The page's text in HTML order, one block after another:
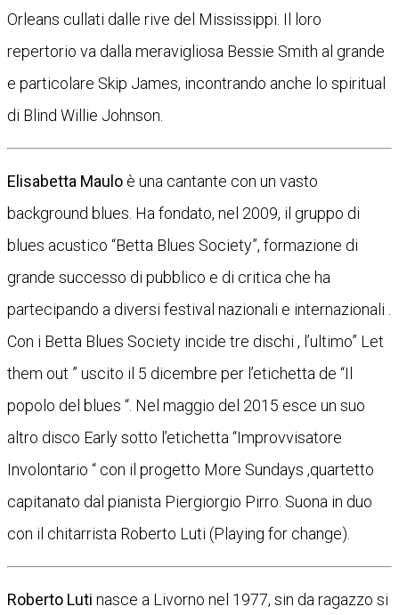
Orleans cullati dalle rive del Mississippi. Il loro
repertorio va dalla meravigliosa Bessie Smith al grande
e particolare Skip James, incontrando anche lo spiritual
di Blind Willie Johnson.
Elisabetta Maulo è una cantante con un vasto
background blues. Ha fondato, nel 2009, il gruppo di
blues acustico “Betta Blues Society”, formazione di
grande successo di pubblico e di critica che ha
partecipando a diversi festival nazionali e internazionali .
Con i Betta Blues Society incide tre dischi , l’ultimo” Let
them out ” uscito il 5 dicembre per l’etichetta de “Il
popolo del blues “. Nel maggio del 2015 esce un suo
altro disco Early sotto l’etichetta “Improvvisatore
Involontario “ con il progetto More Sundays ,quartetto
capitanato dal pianista Piergiorgio Pirro. Suona in duo
con il chitarrista Roberto Luti (Playing for change).
Roberto Luti nasce a Livorno nel 1977, sin da ragazzo si